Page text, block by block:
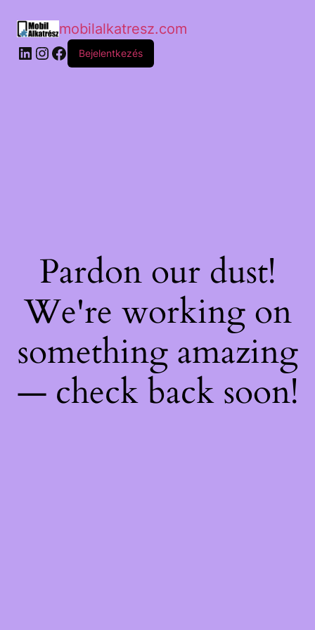
mobilalkatresz.com
Bejelentkezés
Pardon our dust!
We're working on
something amazing
— check back soon!